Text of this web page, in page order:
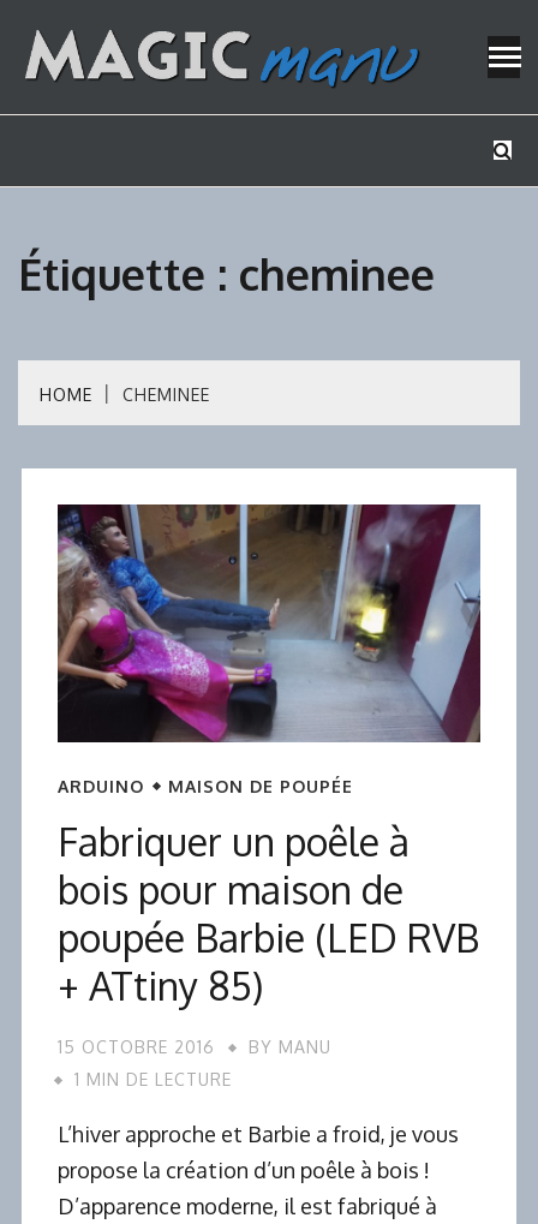
content
Étiquette : cheminee
HOME CHEMINEE
ARDUINO MAISON DE POUPÉE
Fabriquer un poêle à
bois pour maison de
poupée Barbie (LED RVB
+ ATtiny 85)
15 OCTOBRE 2016 BY MANU
1 MIN DE LECTURE
L’hiver approche et Barbie a froid, je vous
propose la création d’un poêle à bois !
D’apparence moderne, il est fabriqué à